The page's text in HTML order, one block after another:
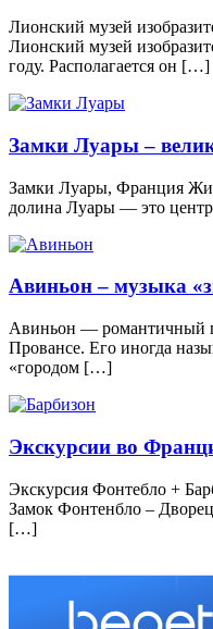
Лионский музей
Лионский музей
году. Располагается он […]
Замки Луары –
Замки Луары, Франция
долина Луары — это
Авиньон – музыка
Авиньон — романтичный
Провансе. Его иногда
«городом […]
Экскурсии во
Экскурсия Фонтебло +
Замок Фонтенбло – Дворец
[…]